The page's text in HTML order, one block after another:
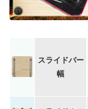
スライドバー
幅